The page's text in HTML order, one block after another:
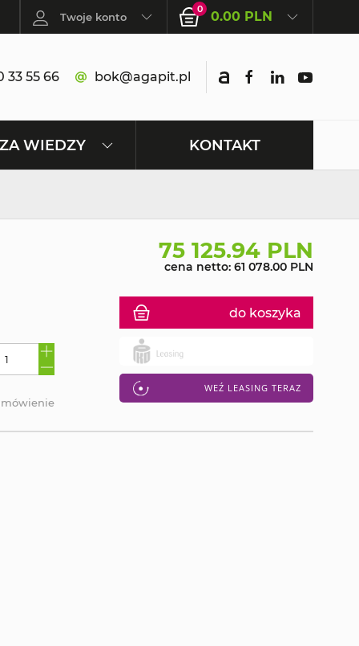
Twoje konto
0 0.00 PLN
33 55 66 bok@agapit.pl
WIEDZY KONTAKT
75 125.94 PLN
cena netto: 61 078.00 PLN
do koszyka
WEŹ LEASING TERAZ